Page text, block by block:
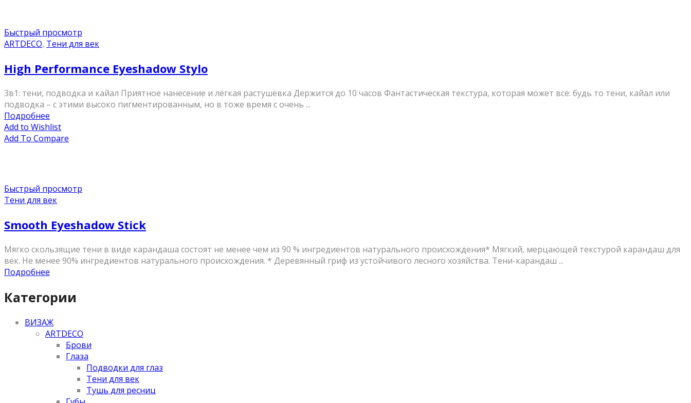
Быстрый просмотр
ARTDECO, Тени для век
High Performance Eyeshadow Stylo
3в1: тени, подводка и кайал Приятное нанесение и лёгкая растушёвка Держится до 10 часов Фантастическая текстура, которая может всё: будь то тени, кайал или
подводка – с этими высоко пигментированным, но в тоже время с очень ...
Подробнее
Add to Wishlist
Add To Compare
Быстрый просмотр
Тени для век
Smooth Eyeshadow Stick
Мягко скользящие тени в виде карандаша состоят не менее чем из 90 % ингредиентов натурального происхождения* Мягкий, мерцающей текстурой карандаш для
век. Не менее 90% ингредиентов натурального происхождения. * Деревянный гриф из устойчивого лесного хозяйства. Тени-карандаш ...
Подробнее
Категории
ВИЗАЖ
ARTDECO
Брови
Глаза
Подводки для глаз
Тени для век
Тушь для ресниц